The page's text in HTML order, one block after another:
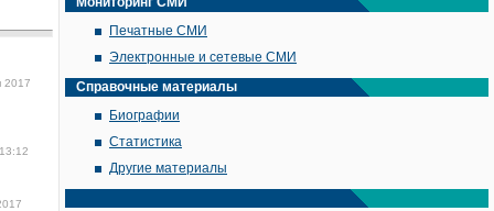
2017
Печатные СМИ
Электронные и сетевые СМИ
Справочные материалы
Биографии
Статистика
Другие материалы